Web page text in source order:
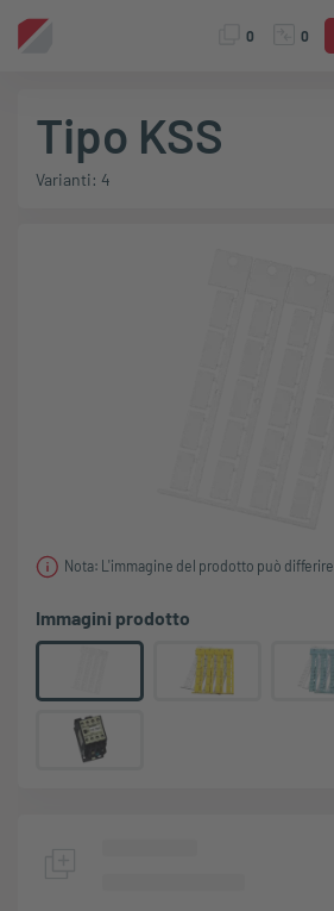
0 0
Tipo KSS
Varianti: 4
Nota: L'immagine del prodotto può differire
Immagini prodotto